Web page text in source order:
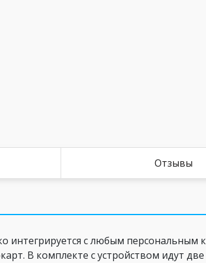
Отзывы
интегрируется с любым
В комплекте с устройством идут